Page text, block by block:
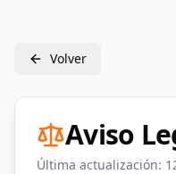
Volver
Aviso
Última actualización: